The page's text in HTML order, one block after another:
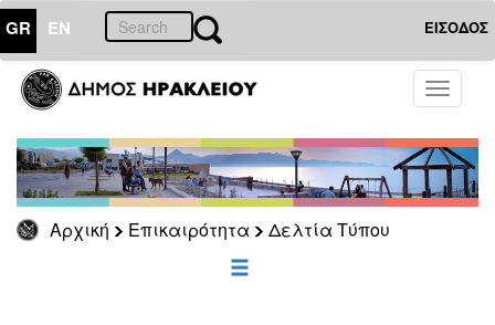
GR EN ΕΙΣΟΔΟΣ
Toggle
Αρχική Επικαιρότητα Δελτία Τύπου
ΕΠΙΚΑΙΡΟΤΗΤΑ
Τύπου
Αρχείο